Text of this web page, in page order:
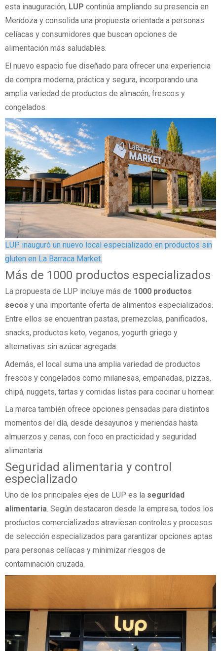
esta inauguración, LUP continúa ampliando su presencia en
Mendoza y consolida una propuesta orientada a personas
celíacas y consumidores que buscan opciones de
alimentación más saludables.
El nuevo espacio fue diseñado para ofrecer una experiencia
de compra moderna, práctica y segura, incorporando una
amplia variedad de productos de almacén, frescos y
congelados.
LUP inauguró un nuevo local especializado en productos sin
gluten en La Barraca Market.
Más de 1000 productos especializados
La propuesta de LUP incluye más de 1000 productos
secos y una importante oferta de alimentos especializados.
Entre ellos se encuentran pastas, premezclas, panificados,
snacks, productos keto, veganos, yogurth griego y
alternativas sin azúcar agregada.
Además, el local suma una amplia variedad de productos
frescos y congelados como milanesas, empanadas, pizzas,
chipá, nuggets, tartas y comidas listas para cocinar u hornear.
La marca también ofrece opciones pensadas para distintos
momentos del día, desde desayunos y meriendas hasta
almuerzos y cenas, con foco en practicidad y seguridad
alimentaria.
Seguridad alimentaria y control
especializado
Uno de los principales ejes de LUP es la seguridad
alimentaria. Según destacaron desde la empresa, todos los
productos comercializados atraviesan controles y procesos
de selección especializados para garantizar opciones aptas
para personas celíacas y minimizar riesgos de
contaminación cruzada.